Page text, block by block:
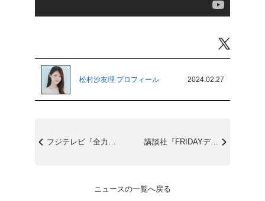
松村沙友理 プロフィール 2024.02.27
フジテレビ『全力！脱力タイムズ』3/1(... 講談社『FRIDAYデジタル写真集「ひみ...
ニュースの一覧へ戻る